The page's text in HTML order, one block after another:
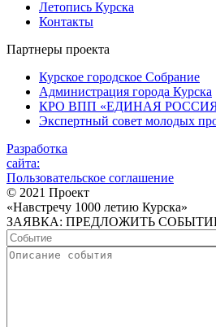
Летопись Курска
Контакты
Партнеры проекта
Курское городское Собрание
Администрация города Курска
КРО ВПП «ЕДИНАЯ
Экспертный совет молодых
Разработка
сайта:
Пользовательское соглашение
© 2021 Проект
«Навстречу 1000 летию Курска»
ЗАЯВКА: ПРЕДЛОЖИТЬ